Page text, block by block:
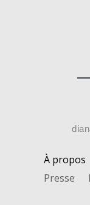
À propos
Presse